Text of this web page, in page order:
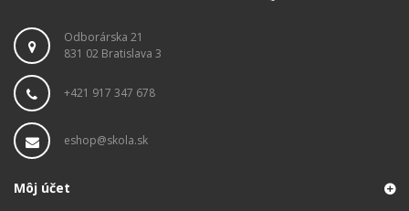
Odborárska 21
831 02 Bratislava 3
+421 917 347 678
eshop@skola.sk
Môj účet